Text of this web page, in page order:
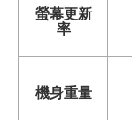
螢幕更新
率
機身重量